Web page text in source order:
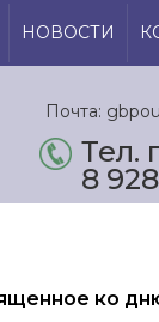
НОВОСТИ
Почта:
Тел.
8
ко